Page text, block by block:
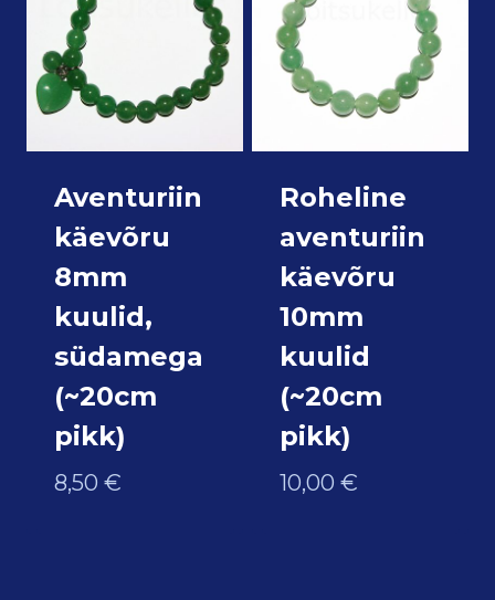
Aventuriin
käevõru
8mm
kuulid,
südamega
(~20cm
pikk)
8,50 €
Roheline
aventuriin
käevõru
10mm
kuulid
(~20cm
pikk)
10,00 €